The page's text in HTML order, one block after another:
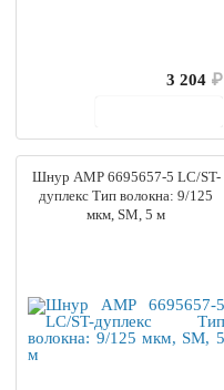
3 204 ₽
Шнур AMP 6695657-5 LC/ST-
дуплекс Тип волокна: 9/125
мкм, SM, 5 м